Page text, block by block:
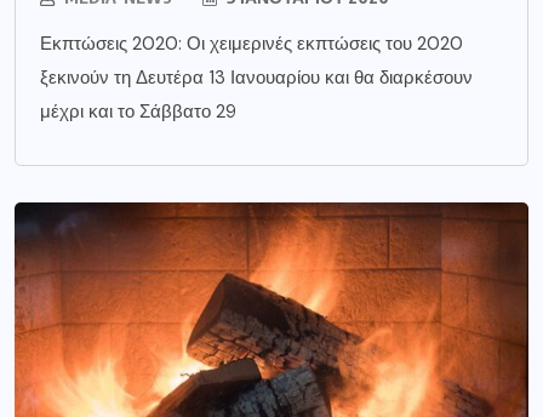
Εκπτώσεις 2020: Οι χειμερινές εκπτώσεις του 2020
ξεκινούν τη Δευτέρα 13 Ιανουαρίου και θα διαρκέσουν
μέχρι και το Σάββατο 29